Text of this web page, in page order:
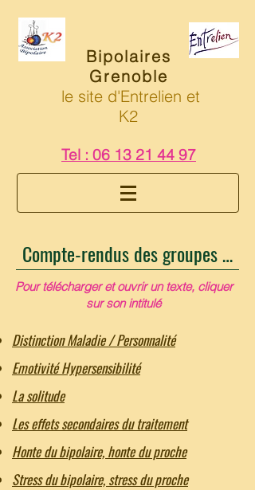
Bipolaires
Grenoble
le site d'Entrelien et
K2
Tel : 06 13 21 44 97
Compte-rendus des groupes de
Pour télécharger et ouvrir un texte, cliquer
sur son intitulé
Distinction Maladie / Personnalité
Emotivité Hypersensibilité
La solitude
Les effets secondaires du traitement
Honte du bipolaire, honte du proche
Stress du bipolaire, stress du proche